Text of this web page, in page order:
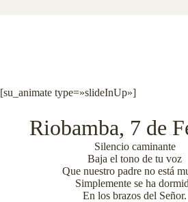
[su_animate type=»slideInUp»]
Riobamba, 7 de
Silencio caminante
Baja el tono de tu voz
Que nuestro padre no está
Simplemente se ha
En los brazos del Señor.